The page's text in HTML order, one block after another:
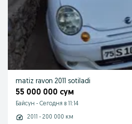
matiz ravon 2011 sotiladi
55 000 000 сум
Байсун - Сегодня в 11:14
2011 - 200 000 км